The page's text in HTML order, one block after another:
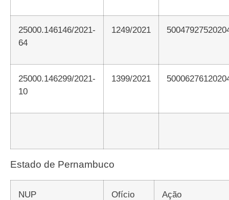
25000.146146/2021-
64
1249/2021
25000.146299/2021-
10
1399/2021
Estado de Pernambuco
NUP Ofício Ação